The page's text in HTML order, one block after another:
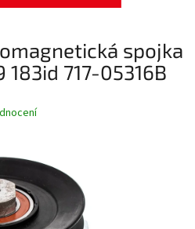
spojka
183id 717-05316B